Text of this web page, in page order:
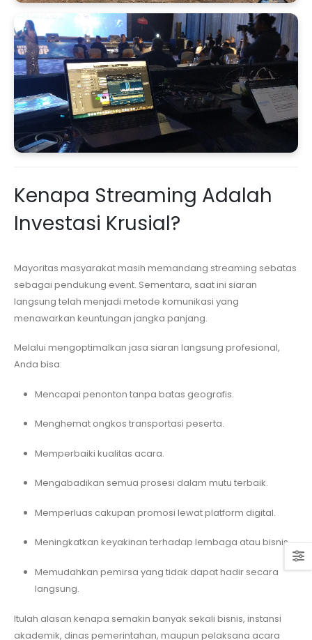
Kenapa Streaming Adalah
Investasi Krusial?
Mayoritas masyarakat masih memandang streaming sebatas
sebagai pendukung event. Sementara, saat ini siaran
langsung telah menjadi metode komunikasi yang
menawarkan keuntungan jangka panjang.
Melalui mengoptimalkan jasa siaran langsung profesional,
Anda bisa:
Mencapai penonton tanpa batas geografis.
Menghemat ongkos transportasi peserta.
Memperbaiki kualitas acara.
Mengabadikan semua prosesi dalam mutu terbaik.
Memperluas cakupan promosi lewat platform digital.
Meningkatkan keyakinan terhadap lembaga atau bisnis.
Memudahkan pemirsa yang tidak dapat hadir secara
langsung.
Itulah alasan kenapa semakin banyak sekali bisnis, instansi
akademik, dinas pemerintahan, maupun pelaksana acara